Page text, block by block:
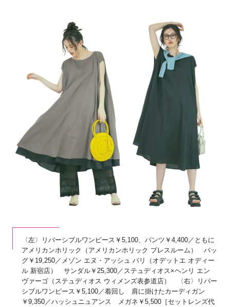
〈左〉リバーシブルワンピース￥5,100、パンツ￥4,400／ともに
アメリカンホリック（アメリカンホリック プレスルーム） バッ
グ￥19,250／メゾン エヌ・アッシュ パリ（オデットエ オディー
ル 新宿店） サンダル￥25,300／ステュディオス×ヘンリ エン
ヴァーゴ（ステュディオス ウィメンズ表参道店） 〈右〉リバー
シブルワンピース￥5,100／着回し 肩に掛けたカーディガン
￥9,350／ハッシュニュアンス メガネ￥5,500［セットレンズ代